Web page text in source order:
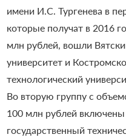
имени И.С. Тургенева в
которые получат в 2016
млн рублей, вошли
университет и
технологический
Во вторую группу с
100 млн рублей включены
государственный